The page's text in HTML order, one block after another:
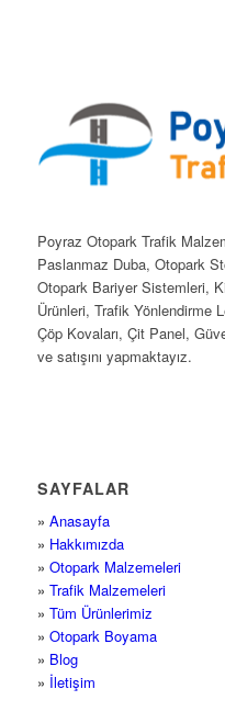
Poyraz Otopark Trafik
Paslanmaz Duba, Otopark
Otopark Bariyer Sistemleri,
Ürünleri, Trafik Yönlendirme
Çöp Kovaları, Çit Panel,
ve satışını yapmaktayız.
SAYFALAR
» Anasayfa
» Hakkımızda
» Otopark Malzemeleri
» Trafik Malzemeleri
» Tüm Ürünlerimiz
» Otopark Boyama
» Blog
» İletişim